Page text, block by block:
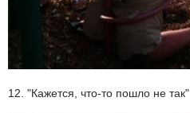
12. "Кажется, что-то пошло не так"